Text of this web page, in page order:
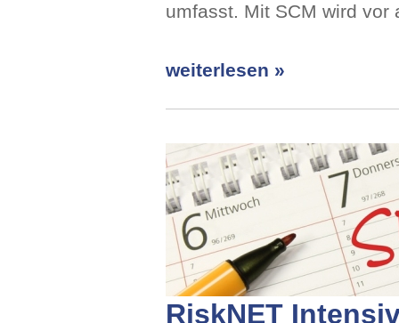
umfasst. Mit SCM wird
weiterlesen »
RiskNET